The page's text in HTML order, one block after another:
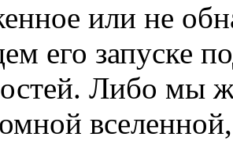
или не
его запуске
Либо мы